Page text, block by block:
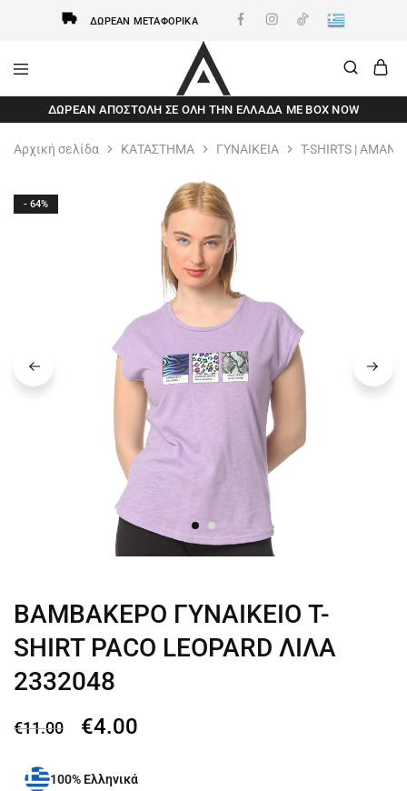
ΔΩΡΕΆΝ ΜΕΤΑΦΟΡΙΚΆ
AxidWear
Παιδικά
,
,
Ανδρικά
ΔΩΡΕΆΝ ΑΠΟΣΤΟΛΗ ΣΕ ΌΛΗ ΤΗΝ ΕΛΛΆΔΑ ΜΕ BOX NOW
Αρχική σελίδα ΚΑΤΑΣΤΗΜΑ ΓΥΝΑΙΚΕΙΑ T-SHIRTS |
- 64%
ΒΑΜΒΑΚΕΡΟ ΓΥΝΑΙΚΕΙΟ T-
SHIRT PACO LEOPARD ΛΙΛΑ
2332048
€11.00 €4.00
100% Ελληνικά